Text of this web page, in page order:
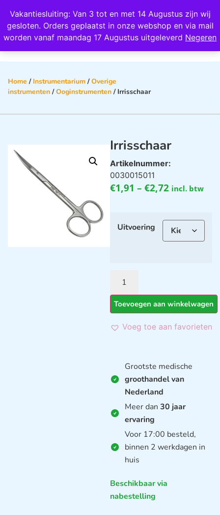
Vakantiesluiting: Van 3 tot en met 14 Augustus zijn wij
gesloten. Orders geplaatst in onze webshop en via mail
worden vanaf maandag 17 Augustus uitgeleverd Negeren
Wij scoren een 4,8 op Google
Home / Instrumentarium /Overige
instrumenten /Ooginstrumenten / Irrisschaar
Irrisschaar
Artikelnummer:
0030015011
€1,91 – €2,72 incl. btw
Uitvoering
Toevoegen aan winkelwagen
Voeg toe aan favorieten
Grootste medische
groothandel van
Nederland
Meer dan 30 jaar
ervaring
Voor 17:00 besteld,
binnen 2 werkdagen in
huis
Beschikbaar via
nabestelling